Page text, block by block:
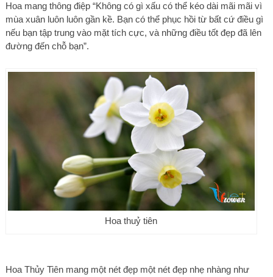
Hoa mang thông điệp “Không có gì xấu có thể kéo dài mãi mãi vì
mùa xuân luôn luôn gần kề. Bạn có thể phục hồi từ bất cứ điều gì
nếu bạn tập trung vào mặt tích cực, và những điều tốt đẹp đã lên
đường đến chỗ bạn”.
Hoa thuỷ tiên
Hoa Thủy Tiên mang một nét đẹp một nét đẹp nhẹ nhàng như